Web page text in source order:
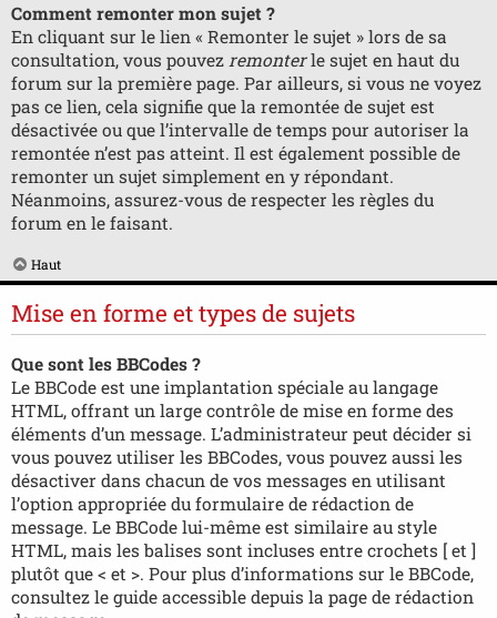
Comment remonter mon sujet ?
En cliquant sur le lien « Remonter le sujet » lors de sa
consultation, vous pouvez remonterle sujet en haut du
forum sur la première page. Par ailleurs, si vous ne voyez
pas ce lien, cela signifie que la remontée de sujet est
désactivée ou que l’intervalle de temps pour autoriser la
remontée n’est pas atteint. Il est également possible de
remonter un sujet simplement en y répondant.
Néanmoins, assurez-vous de respecter les règles du
forum en le faisant.
Haut
Mise en forme et types de sujets
Que sont les BBCodes ?
Le BBCode est une implantation spéciale au langage
HTML, offrant un large contrôle de mise en forme des
éléments d’un message. L’administrateur peut décider si
vous pouvez utiliser les BBCodes, vous pouvez aussi les
désactiver dans chacun de vos messages en utilisant
l’option appropriée du formulaire de rédaction de
message. Le BBCode lui-même est similaire au style
HTML, mais les balises sont incluses entre crochets [ et ]
plutôt que < et >. Pour plus d’informations sur le BBCode,
consultez le guide accessible depuis la page de rédaction